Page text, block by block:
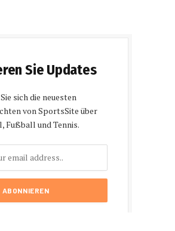
Sie Updates
sich die neuesten
von SportsSite über
Fußball und Tennis.